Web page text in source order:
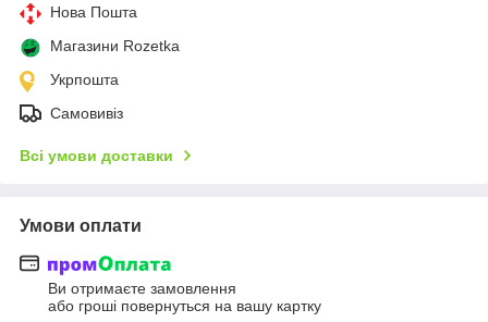
Нова Пошта
Магазини Rozetka
Укрпошта
Самовивіз
Всі умови доставки
Умови оплати
Ви отримаєте замовлення
або гроші повернуться на вашу картку